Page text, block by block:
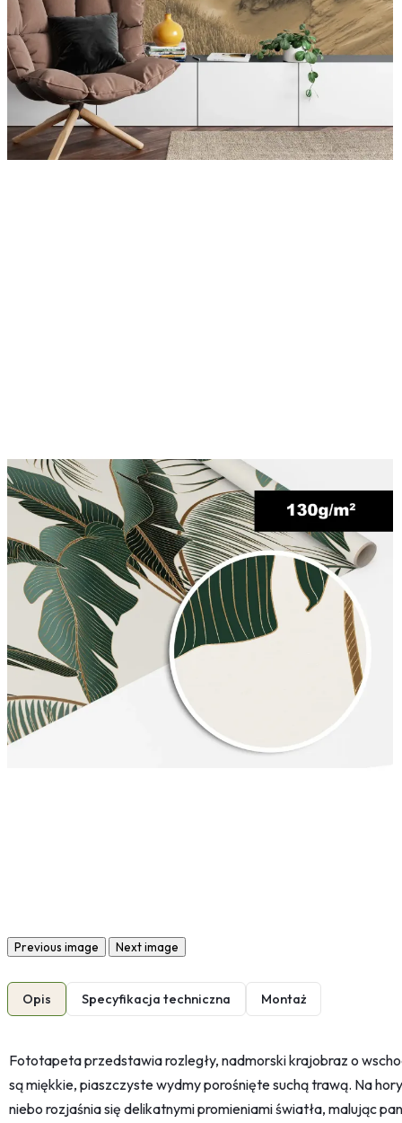
Previous image Next image
Opis Specyfikacja techniczna Montaż
Fototapeta przedstawia rozległy, nadmorski krajobraz o
są miękkie, piaszczyste wydmy porośnięte suchą trawą. Na
niebo rozjaśnia się delikatnymi promieniami światła, malując